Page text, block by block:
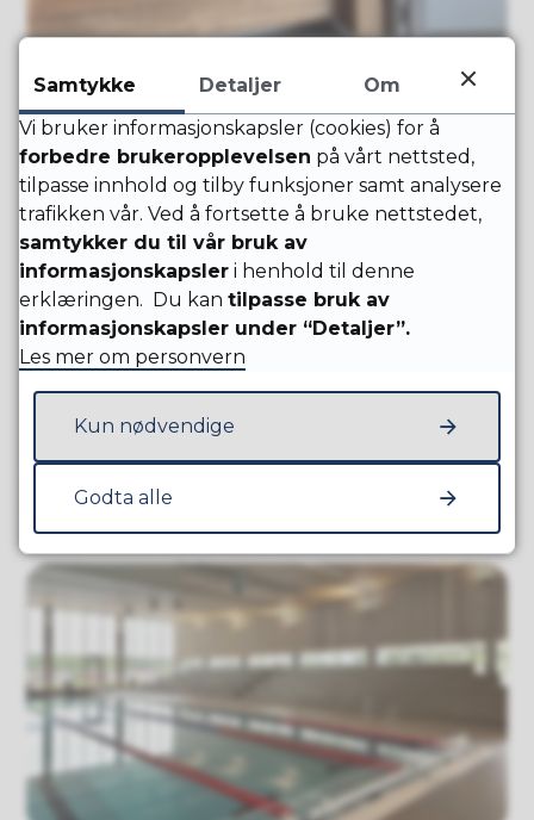
Samtykke Detaljer
Om
Vi bruker informasjonskapsler (cookies) for å
forbedre brukeropplevelsen på vårt nettsted,
tilpasse innhold og tilby funksjoner samt analysere
trafikken vår. Ved å fortsette å bruke nettstedet,
samtykker du til vår bruk av
informasjonskapsler i henhold til denne
erklæringen. Du kan tilpasse bruk av
informasjonskapsler under “Detaljer”.
Les mer om personvern
Kun nødvendige
Godta alle